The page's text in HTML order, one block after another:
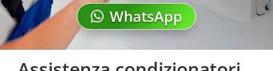
WhatsApp